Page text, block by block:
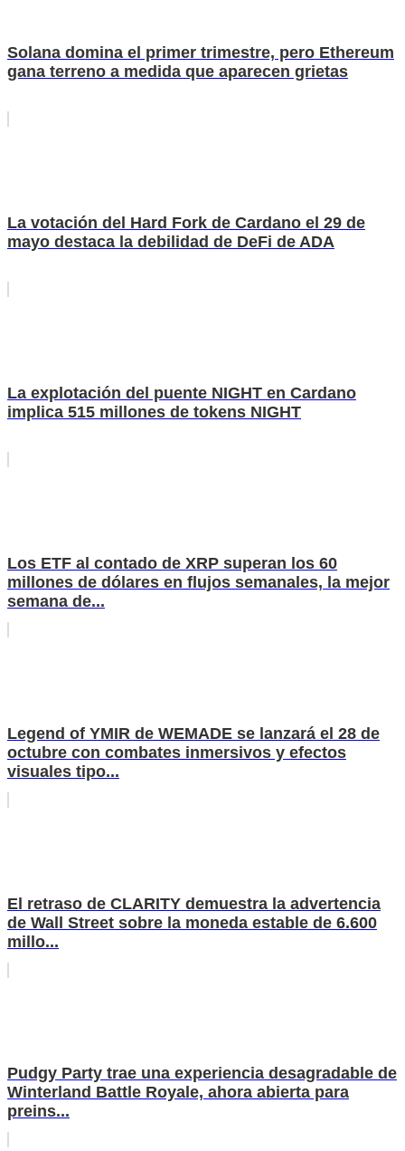
Solana domina el primer trimestre, pero Ethereum
gana terreno a medida que aparecen grietas
La votación del Hard Fork de Cardano el 29 de
mayo destaca la debilidad de DeFi de ADA
La explotación del puente NIGHT en Cardano
implica 515 millones de tokens NIGHT
Los ETF al contado de XRP superan los 60
millones de dólares en flujos semanales, la mejor
semana de...
Legend of YMIR de WEMADE se lanzará el 28 de
octubre con combates inmersivos y efectos
visuales tipo...
El retraso de CLARITY demuestra la advertencia
de Wall Street sobre la moneda estable de 6.600
millo...
Pudgy Party trae una experiencia desagradable de
Winterland Battle Royale, ahora abierta para
preins...